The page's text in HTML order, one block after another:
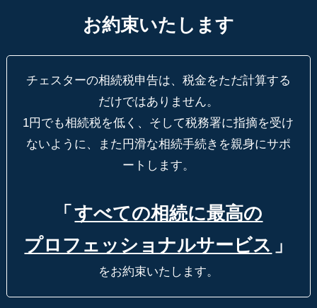
お約束いたします
チェスターの相続税申告は、税金をただ計算する
だけではありません。
1円でも相続税を低く、そして税務署に指摘を受け
ないように、
また円滑な相続手続きを親身にサポ
ートします。
「 すべての相続に最高の
プロフェッショナルサービス 」
をお約束いたします。